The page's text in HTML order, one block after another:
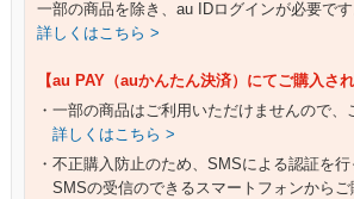
一部の商品を除き、au IDログインが必要です
詳しくはこちら >
【au PAY（auかんたん決済）にてご購入さ
・一部の商品はご利用いただけませんので、
詳しくはこちら >
・不正購入防止のため、SMSによる認証を行
SMSの受信のできるスマートフォンからご